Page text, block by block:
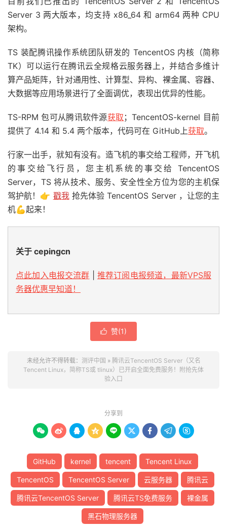
Server 3 两大版本，均支持 x86_64 和 arm64 两种 CPU
架构。
TS 装配腾讯操作系统团队研发的 TencentOS 内核（简称
TK）可以运行在腾讯云全规格云服务器上，并结合多维计
算产品矩阵，针对通用性、计算型、异构、裸金属、容器、
大数据等应用场景进行了全面调优，表现出优异的性能。
TS-RPM 包可从腾讯软件源获取 ；TencentOS-kernel 目前
提供了 4.14 和 5.4 两个版本，代码可在 GitHub上获取。
行家一出手，就知有没有。造飞机的事交给工程师，开飞机
的事交给飞行员，您主机系统的事交给 TencentOS
Server，TS 将从技术、服务、安全性全方位为您的主机保
驾护航！👉 戳我抢先体验 TencentOS Server ，让您的主
机💪起来！
关于 cepingcn
点此加入电报交流群
推荐订阅电报频道，最新VPS服
务器优惠早知道！
 赞(1)
未经允许不得转载： 测评中国 » 腾讯云TencentOS Server（又名
Tencent Linux，简称TS或 tlinux）已开启全面免费服务！附抢先体
验入口
分享到
        
GitHub kernel tencent Tencent Linux
TencentOS TencentOS Server 云服务器 腾讯云
腾讯云TencentOS Server 腾讯云TS免费服务 裸金属
黑石物理服务器